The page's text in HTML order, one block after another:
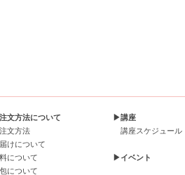
文方法について
文方法
けについて
について
について
▶講座
講座スケジュール
▶イベント